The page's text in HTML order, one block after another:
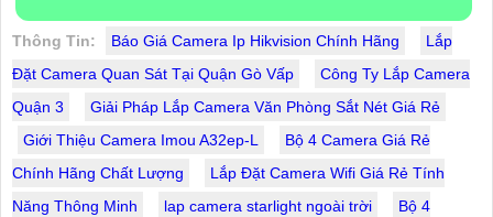
Thông Tin: Báo Giá Camera Ip Hikvision Chính Hãng
Lắp
Đặt Camera Quan Sát Tại Quận Gò Vấp
Công Ty Lắp Camera
Quận 3
Giải Pháp Lắp Camera Văn Phòng Sắt Nét Giá Rẻ
Giới Thiệu Camera Imou A32ep-L
Bộ 4 Camera Giá Rẻ
Chính Hãng Chất Lượng
Lắp Đặt Camera Wifi Giá Rẻ Tính
Năng Thông Minh
lap camera starlight ngoài trời
Bộ 4